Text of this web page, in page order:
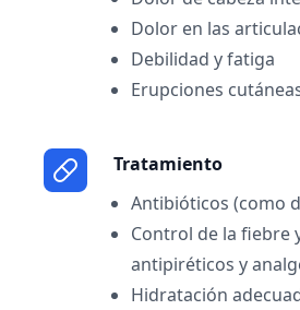
Dolor en las
Debilidad y fatiga
Erupciones
Tratamiento
Antibióticos (como
Control de la fiebre
antipiréticos y
Hidratación